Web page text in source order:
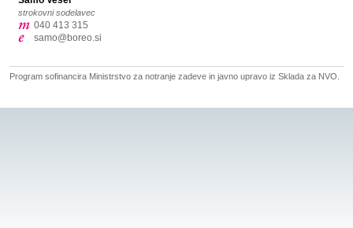
strokovni sodelavec
040 413 315
samo@boreo.si
Program sofinancira Ministrstvo za notranje zadeve in javno upravo iz Sklada za NVO.